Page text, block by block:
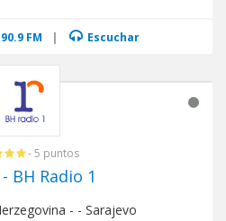
FM | Escuchar
- 5 puntos
BH Radio 1
- - Sarajevo